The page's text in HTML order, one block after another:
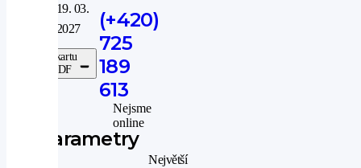
19. 03.
2027
Stáhnout kartu
vozu v PDF
Parametry
(+420)
725
189
613
Nejsme
online
Největší